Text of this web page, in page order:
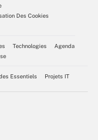
Des Cookies
Technologies
Agenda
Essentiels Projets IT